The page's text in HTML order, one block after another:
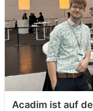
Acadim ist auf